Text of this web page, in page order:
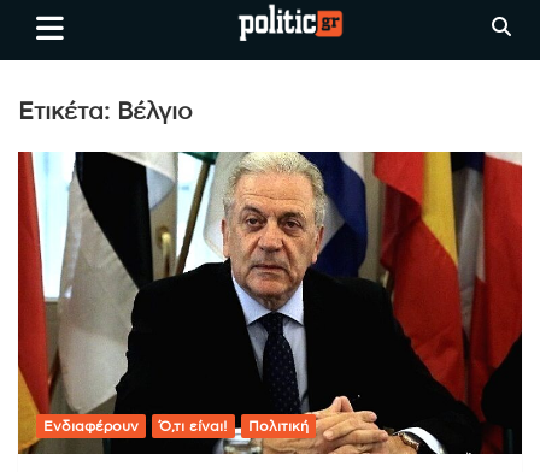
Skip
Ειδήσεις απο τη
Θεσσαλονίκη, την Ελλάδα και
όλο τον Κόσμο
politic.gr
Ετικέτα: Βέλγιο
Ενδιαφέρουν Ό,τι είναι! Πολιτική